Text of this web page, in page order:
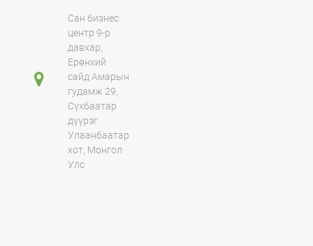
Сан бизнес
центр 9-р
давхар,
Ерөнхий
сайд Амарын
гудамж 29,
Сүхбаатар
дүүрэг
Улаанбаатар
хот, Монгол
Улс